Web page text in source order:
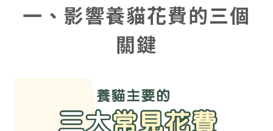
一、影響養貓花費的三個
關鍵